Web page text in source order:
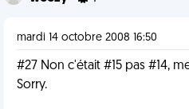
mardi 14 octobre 2008 16:50
#27 Non c'était #15 pas #14,
Sorry.